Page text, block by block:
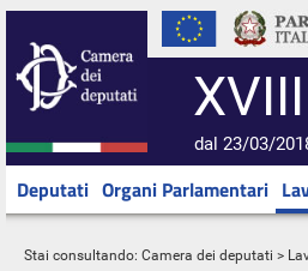
dal 23/03/
Deputati Organi Parlamentari
Stai consultando: Camera dei deputati >